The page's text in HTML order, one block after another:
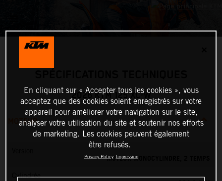
2026 KTM 125 XC-W
MOTEUR
MOTEUR MONOCYLINDRE, 2 TEMPS
Cylindrée
En cliquant sur « Accepter tous les cookies », vous
acceptez que des cookies soient enregistrés sur votre
appareil pour améliorer votre navigation sur le site,
analyser votre utilisation du site et soutenir nos efforts
de marketing. Les cookies peuvent également
être refusés.
Privacy Policy Impression